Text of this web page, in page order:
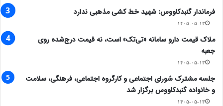
فرماندار گنبدکاووس: شهید خط کشی مذهبی ندارد
۱۴۰۵-۰۵-۱۳
ملاک قیمت دارو سامانه «تی‌تک» است، نه قیمت درج‌شده روی
جعبه
۱۴۰۵-۰۵-۱۳
جلسه مشترک شورای اجتماعی و کارگروه اجتماعی، فرهنگی، سلامت
و خانواده گنبدکاووس برگزار شد
۱۴۰۵-۰۵-۱۳